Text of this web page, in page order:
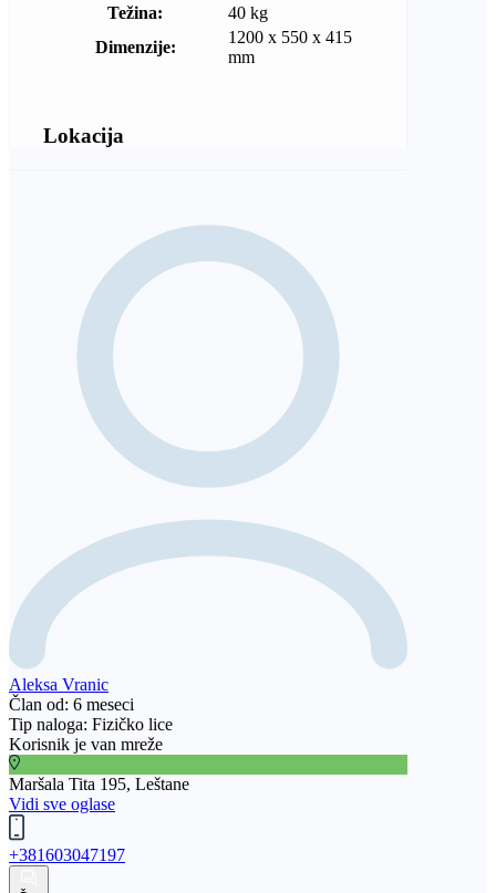
Težina:
40 kg
Dimenzije:
1200 x 550 x 415
mm
Lokacija
Aleksa Vranic
Član od: 6 meseci
Tip naloga: Fizičko lice
Korisnik je van mreže
Maršala Tita 195, Leštane
Vidi sve oglase
+381603047197